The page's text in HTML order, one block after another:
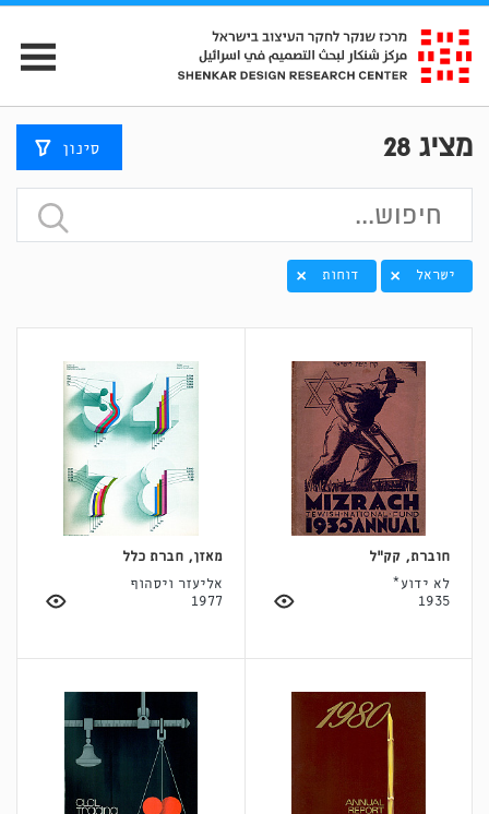
מציג 28 סינון
ישראל דוחות
חוברת, קק"ל
לא ידוע*
1935
מאזן, חברת כלל
אליעזר ויסהוף
1977